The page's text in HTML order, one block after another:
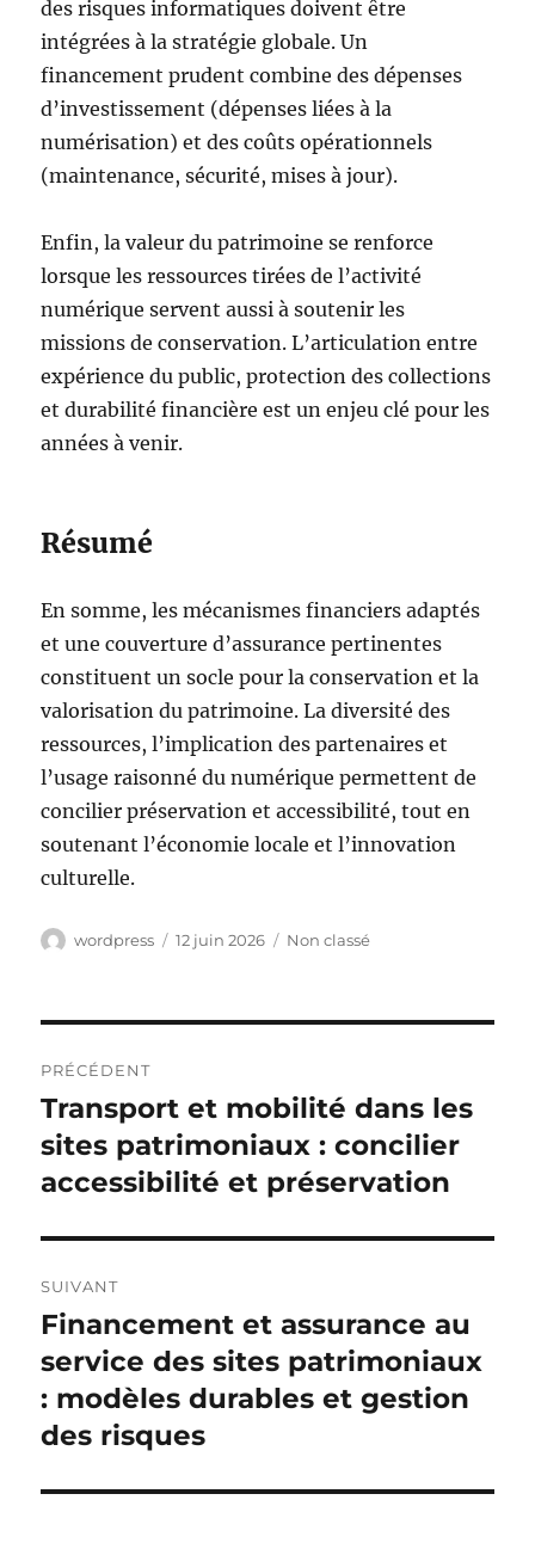
des risques informatiques doivent être
intégrées à la stratégie globale. Un
financement prudent combine des dépenses
d’investissement (dépenses liées à la
numérisation) et des coûts opérationnels
(maintenance, sécurité, mises à jour).
Enfin, la valeur du patrimoine se renforce
lorsque les ressources tirées de l’activité
numérique servent aussi à soutenir les
missions de conservation. L’articulation entre
expérience du public, protection des collections
et durabilité financière est un enjeu clé pour les
années à venir.
Résumé
En somme, les mécanismes financiers adaptés
et une couverture d’assurance pertinentes
constituent un socle pour la conservation et la
valorisation du patrimoine. La diversité des
ressources, l’implication des partenaires et
l’usage raisonné du numérique permettent de
concilier préservation et accessibilité, tout en
soutenant l’économie locale et l’innovation
culturelle.
Auteur
wordpress
Publié
12 juin 2026 Catégories
Non classé
de
l’article
PRÉCÉDENT
Publication
précédente :
Transport et mobilité dans les
sites patrimoniaux : concilier
accessibilité et préservation
SUIVANT
Publication
suivante :
Financement et assurance au
service des sites patrimoniaux
: modèles durables et gestion
des risques